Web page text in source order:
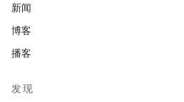
新闻
博客
播客
发现